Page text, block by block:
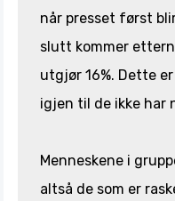
når presset først
slutt kommer
utgjør 16%. Dette
igjen til de ikke har
Menneskene i
altså de som er